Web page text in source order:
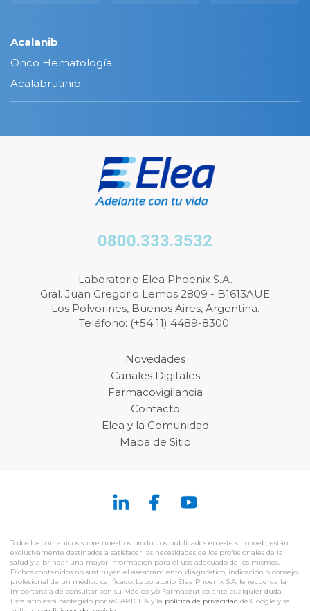
Acalanib
Onco Hematología
Acalabrutinib
0800.333.3532
Laboratorio Elea Phoenix S.A.
Gral. Juan Gregorio Lemos 2809 - B1613AUE
Los Polvorines, Buenos Aires, Argentina.
Teléfono: (+54 11) 4489-8300.
Novedades
Canales Digitales
Farmacovigilancia
Contacto
Elea y la Comunidad
Mapa de Sitio
Todos los contenidos sobre nuestros productos publicados en este sitio web, están
exclusivamente destinados a satisfacer las necesidades de los profesionales de la
salud y a brindar una mayor información para el uso adecuado de los mismos.
Dichos contenidos no sustituyen el asesoramiento, diagnóstico, indicación o consejo
profesional de un médico calificado. Laboratorio Elea Phoenix S.A. le recuerda la
importancia de consultar con su Médico y/o Farmacéutico ante cualquier duda.
Este sitio está protegido por reCAPTCHA y la política de privacidad de Google y se